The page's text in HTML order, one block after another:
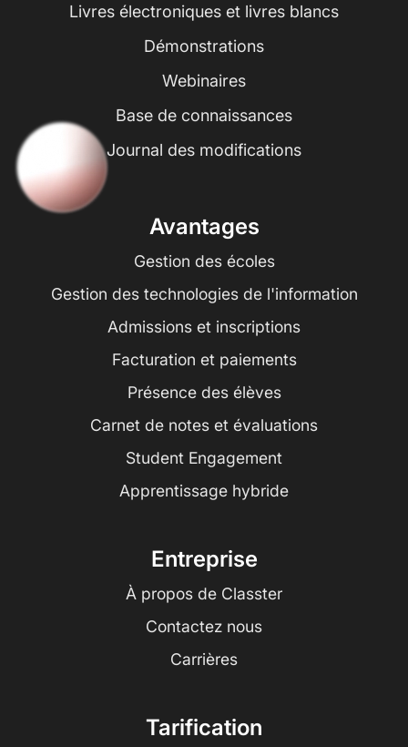
Livres électroniques et livres blancs
Démonstrations
Webinaires
Base de connaissances
Journal des modifications
Avantages
Gestion des écoles
Gestion des technologies de l'information
Admissions et inscriptions
Facturation et paiements
Présence des élèves
Carnet de notes et évaluations
Student Engagement
Apprentissage hybride
Entreprise
À propos de Classter
Contactez nous
Carrières
Tarification